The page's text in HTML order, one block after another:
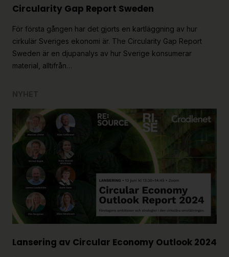
Circularity Gap Report Sweden
För första gången har det gjorts en kartläggning av hur
cirkulär Sveriges ekonomi är. The Circularity Gap Report
Sweden är en djupanalys av hur Sverige konsumerar
material, alltifrån…
Lansering av Circular Economy Outlook 2024